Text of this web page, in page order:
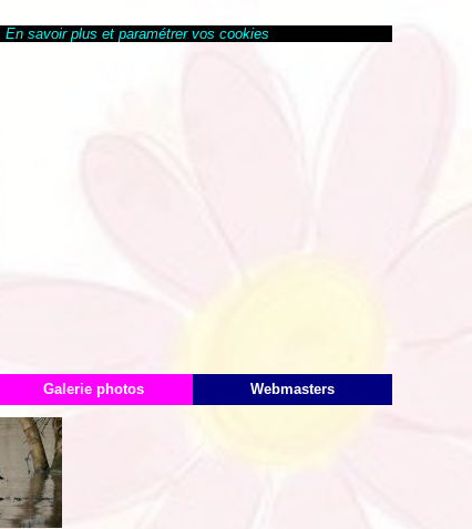
En savoir plus et paramétrer vos cookies
Galerie photos Webmasters